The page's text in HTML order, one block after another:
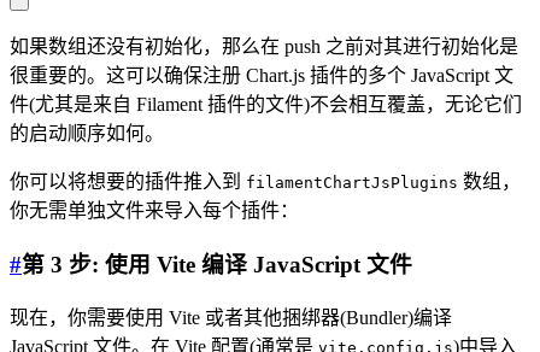
如果数组还没有初始化，那么在 push 之前对其进行初始化是
很重要的。这可以确保注册 Chart.js 插件的多个 JavaScript 文
件(尤其是来自 Filament 插件的文件)不会相互覆盖，无论它们
的启动顺序如何。
你可以将想要的插件推入到 filamentChartJsPlugins 数组，
你无需单独文件来导入每个插件：
#第 3 步: 使用 Vite 编译 JavaScript 文件
现在，你需要使用 Vite 或者其他捆绑器(Bundler)编译
JavaScript 文件。在 Vite 配置(通常是 vite.config.js)中导入